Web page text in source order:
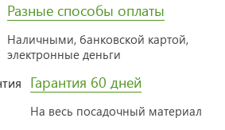
Разные способы оплаты
Наличными, банковской картой,
электронные деньги
Гарантия 60 дней
На весь посадочный материал